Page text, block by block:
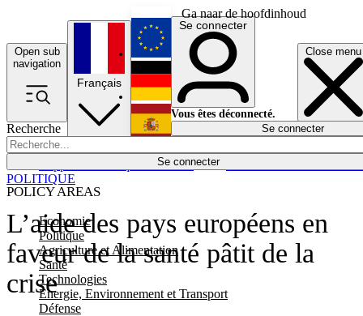
Ga naar de hoofdinhoud
Open sub
navigation
Close menu
Recherche
Se connecter
POLICY AREAS
Economie
Politique
Agriculture et Alimentation
Santé
Technologies
Energie, Environnement et Transport
Défense
Économie
Français
English
Deutsch
Español
Se connecter
Vous êtes déconnecté.
Se connecter
L’aide des pays européens en
faveur de la santé pâtit de la
crise
POLITIQUE